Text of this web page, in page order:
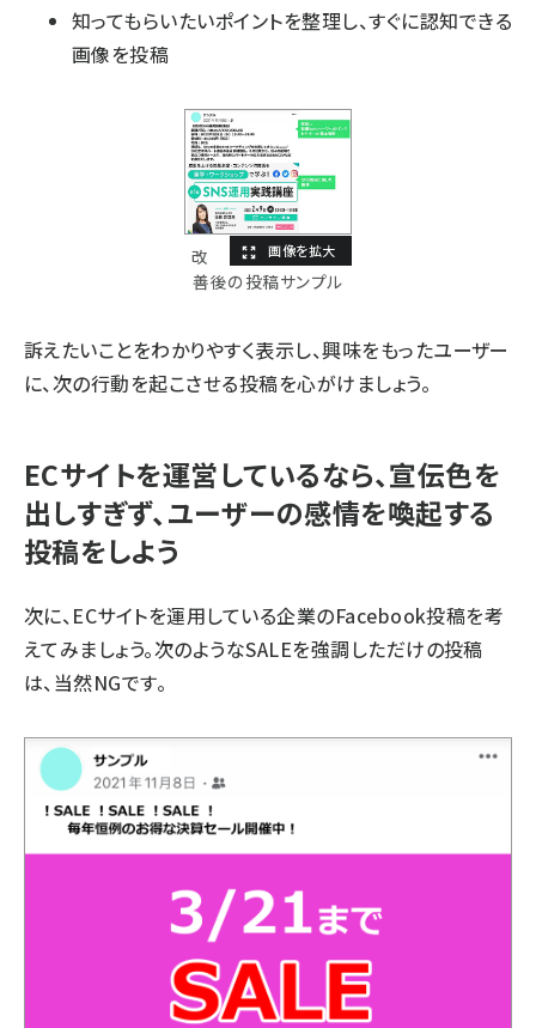
知ってもらいたいポイントを整理し、すぐに認知できる
画像を投稿
改
善後の投稿サンプル
訴えたいことをわかりやすく表示し、興味をもったユーザー
に、次の行動を起こさせる投稿を心がけましょう。
ECサイトを運営しているなら、宣伝色を
出しすぎず、ユーザーの感情を喚起する
投稿をしよう
次に、ECサイトを運用している企業のFacebook投稿を考
えてみましょう。次のようなSALEを強調しただけの投稿
は、当然NGです。